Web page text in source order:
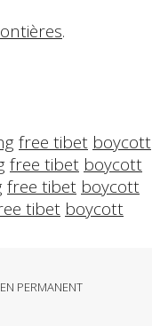
.
free tibet boycott
free tibet boycott
free tibet boycott
tibet boycott
PERMANENT